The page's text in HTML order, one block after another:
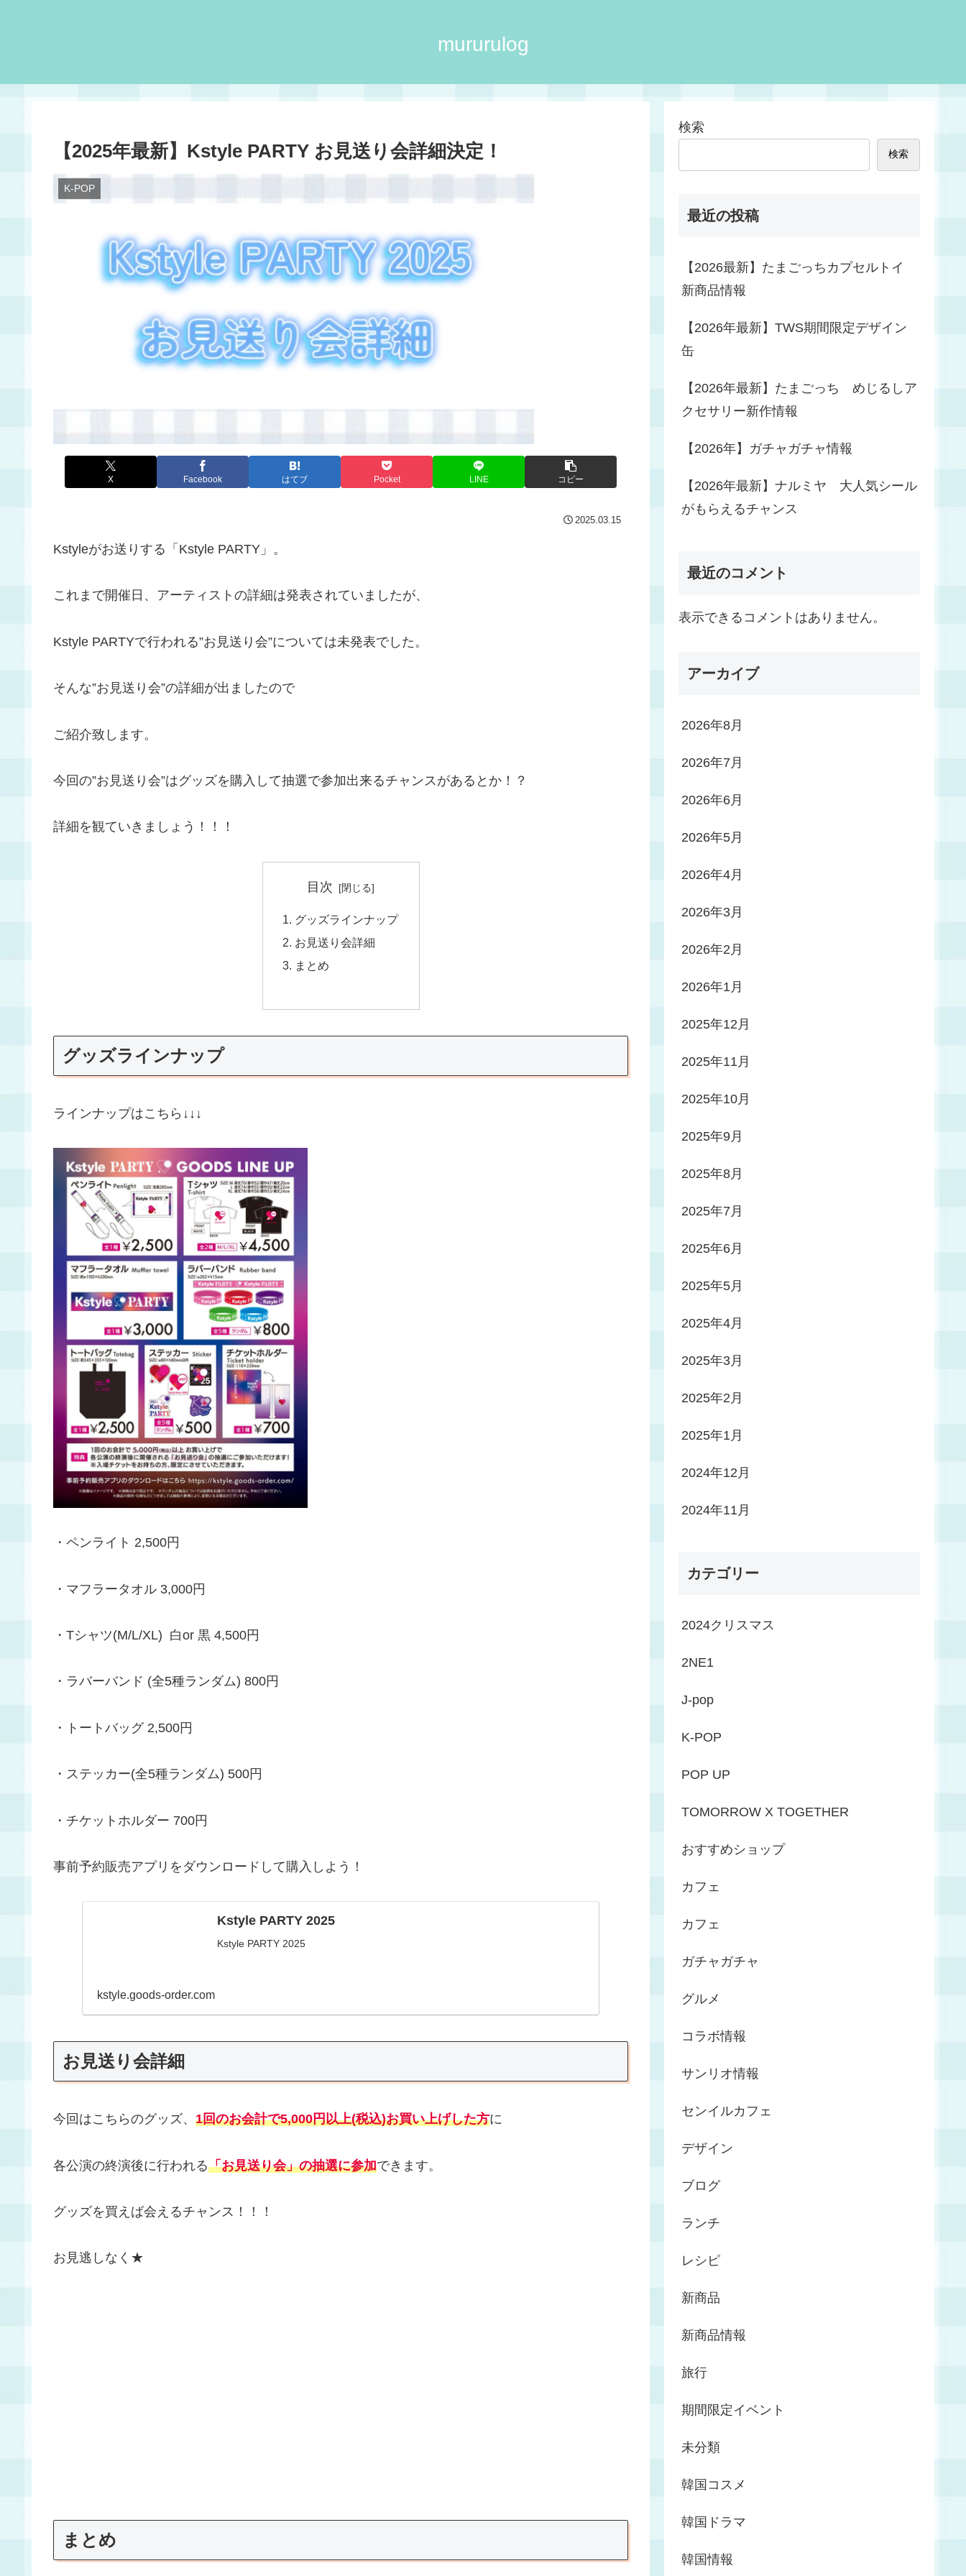
mururulog
【2025年最新】Kstyle PARTY お見送り会詳細決定！
K-POP
X Facebook はてブ Pocket LINE コピー
2025.03.15
Kstyleがお送りする「Kstyle PARTY」。
これまで開催日、アーティストの詳細は発表されていましたが、
Kstyle PARTYで行われる”お見送り会”については未発表でした。
そんな”お見送り会”の詳細が出ましたので
ご紹介致します。
今回の”お見送り会”はグッズを購入して抽選で参加出来るチャンスがあるとか！？
詳細を観ていきましょう！！！
目次
グッズラインナップ
お見送り会詳細
まとめ
グッズラインナップ
ラインナップはこちら↓↓↓
・ペンライト 2,500円
・マフラータオル 3,000円
・Tシャツ(M/L/XL) 白or 黒 4,500円
・ラバーバンド (全5種ランダム) 800円
・トートバッグ 2,500円
・ステッカー(全5種ランダム) 500円
・チケットホルダー 700円
事前予約販売アプリをダウンロードして購入しよう！
Kstyle PARTY 2025
Kstyle PARTY 2025
kstyle.goods-order.com
お見送り会詳細
今回はこちらのグッズ、 1回のお会計で5,000円以上(税込)お買い上げした方に
各公演の終演後に行われる「お見送り会」の抽選に参加できます。
グッズを買えば会えるチャンス！！！
お見逃しなく★
まとめ
検索
検索
最近の投稿
【2026最新】たまごっちカプセルトイ
新商品情報
【2026年最新】TWS期間限定デザイン
缶
【2026年最新】たまごっち めじるしア
クセサリー新作情報
【2026年】ガチャガチャ情報
【2026年最新】ナルミヤ 大人気シール
がもらえるチャンス
最近のコメント
表示できるコメントはありません。
アーカイブ
2026年8月
2026年7月
2026年6月
2026年5月
2026年4月
2026年3月
2026年2月
2026年1月
2025年12月
2025年11月
2025年10月
2025年9月
2025年8月
2025年7月
2025年6月
2025年5月
2025年4月
2025年3月
2025年2月
2025年1月
2024年12月
2024年11月
カテゴリー
2024クリスマス
2NE1
J-pop
K-POP
POP UP
TOMORROW X TOGETHER
おすすめショップ
カフェ
カフェ
ガチャガチャ
グルメ
コラボ情報
サンリオ情報
センイルカフェ
デザイン
ブログ
ランチ
レシピ
新商品
新商品情報
旅行
期間限定イベント
未分類
韓国コスメ
韓国ドラマ
韓国情報